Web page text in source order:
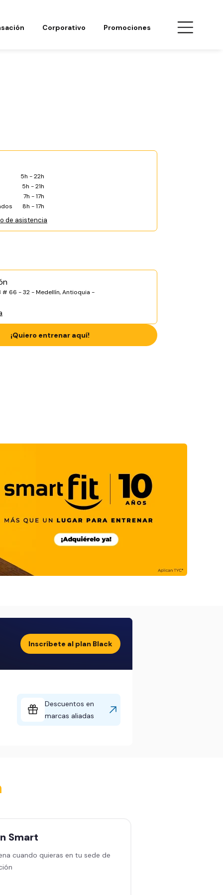
Corporativo Promociones
5h - 22h
5h - 21h
7h - 17h
8h - 17h
de asistencia
# 66 - 32 - Medellín, Antioquia -
¡Quiero entrenar aquí!
Inscríbete al plan Black
Descuentos en
marcas aliadas
Smart
cuando quieras en tu sede de